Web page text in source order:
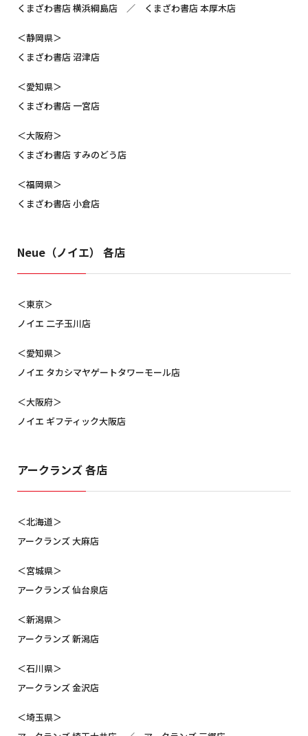
くまざわ書店 横浜綱島店 ／ くまざわ書店 本厚木店
＜静岡県＞
くまざわ書店 沼津店
＜愛知県＞
くまざわ書店 一宮店
＜大阪府＞
くまざわ書店 すみのどう店
＜福岡県＞
くまざわ書店 小倉店
Neue（ノイエ） 各店
＜東京＞
ノイエ 二子玉川店
＜愛知県＞
ノイエ タカシマヤゲートタワーモール店
＜大阪府＞
ノイエ ギフティック大阪店
アークランズ 各店
＜北海道＞
アークランズ 大麻店
＜宮城県＞
アークランズ 仙台泉店
＜新潟県＞
アークランズ 新潟店
＜石川県＞
アークランズ 金沢店
＜埼玉県＞